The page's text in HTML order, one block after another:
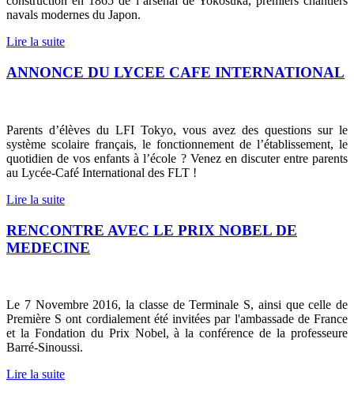
navals modernes du Japon.
Lire la suite
ANNONCE DU LYCEE CAFE INTERNATIONAL
Parents d’élèves du LFI Tokyo, vous avez des questions sur le
système scolaire français, le fonctionnement de l’établissement, le
quotidien de vos enfants à l’école ? Venez en discuter entre parents
au Lycée-Café International des FLT !
Lire la suite
RENCONTRE AVEC LE PRIX NOBEL DE
MEDECINE
Le 7 Novembre 2016, la classe de Terminale S, ainsi que celle de
Première S ont cordialement été invitées par l'ambassade de France
et la Fondation du Prix Nobel, à la conférence de la professeure
Barré-Sinoussi.
Lire la suite